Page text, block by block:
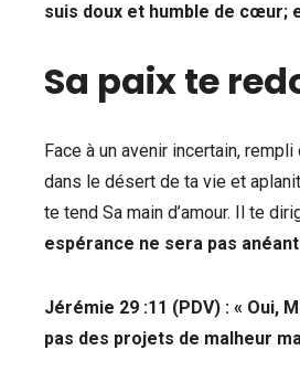
suis doux et humble de cœur;
Sa paix te
Face à un avenir incertain,
dans le désert de ta vie et
te tend Sa main d’amour. Il te
espérance ne sera pas
Jérémie 29 :11 (PDV) : « Oui,
pas des projets de malheur